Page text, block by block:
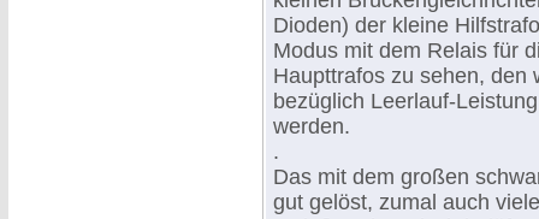
Dioden) der kleine
Modus mit dem Relais für
Haupttrafos zu sehen, den
bezüglich Leerlauf-
werden.
.
Das mit dem großen
gut gelöst, zumal auch